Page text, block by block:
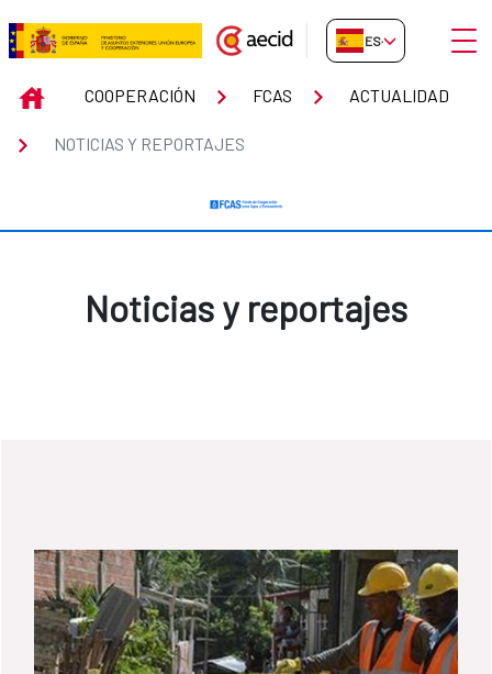
Saltar al contenido principal
Noticias y reportajes
ES-ES Abrir
INICIOCOOPERACIÓN FCAS ACTUALIDAD
NOTICIAS Y REPORTAJES
Noticias y reportajes